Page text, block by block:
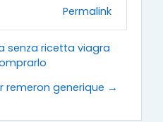
Permalink
senza ricetta viagra
remeron generique →